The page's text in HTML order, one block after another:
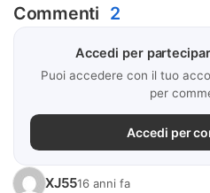
Commenti 2
Accedi per
Puoi accedere con il tuo
per
Accedi per
XJ5516 anni fa